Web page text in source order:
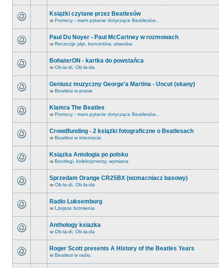
Książki czytane przez Beatlesów
w Pomocy - mam pytanie dotyczące Beatlesów...
Paul Du Noyer - Paul McCartney w rozmowach
w Recenzje płyt, koncertów, utworów.
BohaterON - kartka do powstańca
w Ob-la-di, Ob-la-da
Geniusz muzyczny George'a Martina - Uncut (skany)
w Beatlesi w prasie
Klamra The Beatles
w Pomocy - mam pytanie dotyczące Beatlesów...
Crowdfunding - 2 książki fotograficzne o Beatlesach
w Beatlesi w internecie.
Ksiązka Antologia po polsku
w Bootlegi, kolekcjonerzy, wymiana
Sprzedam Orange CR25BX (wzmacniacz basowy)
w Ob-la-di, Ob-la-da
Radio Luksemburg
w Lżejsze brzmienia
Anthology ksiazka
w Ob-la-di, Ob-la-da
Roger Scott presents A History of the Beatles Years
w Beatlesi w radio.